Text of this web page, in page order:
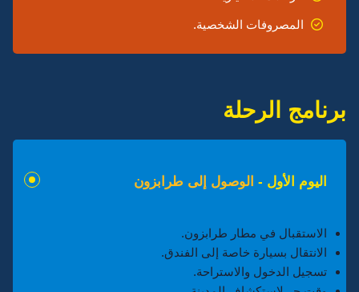
المصروفات الشخصية.
برنامج الرحلة
اليوم الأول - الوصول إلى طرابزون
الاستقبال في مطار طرابزون.
الانتقال بسيارة خاصة إلى الفندق.
تسجيل الدخول والاستراحة.